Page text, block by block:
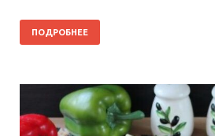
ПОДРОБНЕЕ